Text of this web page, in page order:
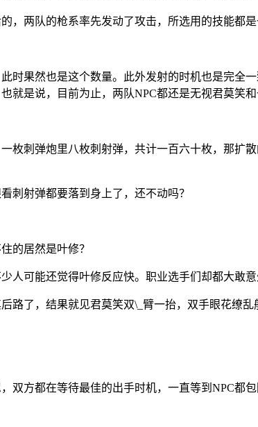
，两队的枪系率先发动了攻击，所选用的技能都是
时果然也是这个数量。此外发射的时机也是完
就是说，目前为止，两队NPC都还是无视君莫笑
枚刺弹炮里八枚刺射弹，共计一百六十枚，那扩
刺射弹都要落到身上了，还不动吗？
的居然是叶修？
人可能还觉得叶修反应快。职业选手们却都大敢
路了，结果就见君莫笑双\_臂一抬，双手眼花缭乱
双方都在等待最佳的出手时机，一直等到NPC